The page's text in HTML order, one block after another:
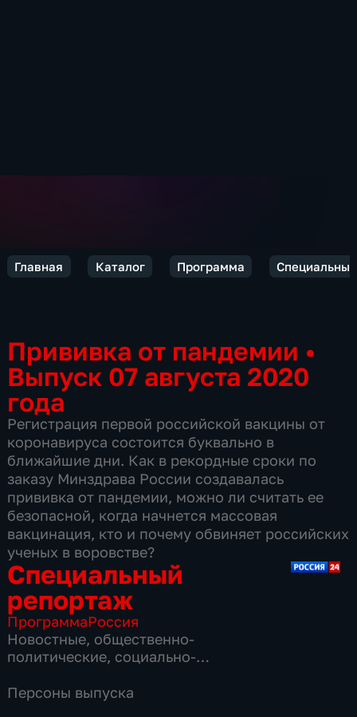
Главная Каталог Программа
Прививка от пандемии •
Выпуск 07 августа 2020
года
Регистрация первой российской вакцины от
коронавируса состоится буквально в
ближайшие дни. Как в рекордные сроки по
заказу Минздрава России создавалась
прививка от пандемии, можно ли считать ее
безопасной, когда начнется массовая
вакцинация, кто и почему обвиняет российских
ученых в воровстве?
Специальный
репортаж
ПрограммаРоссия
Новостные, общественно-
политические, социально-
16 сезонов, 3865 выпусков
Персоны выпуска